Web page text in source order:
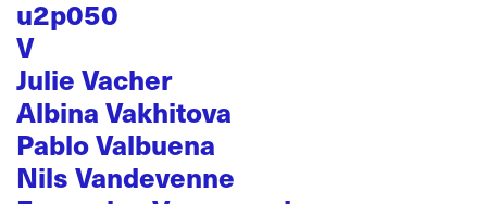
u2p050
V
Julie Vacher
Albina Vakhitova
Pablo Valbuena
Nils Vandevenne